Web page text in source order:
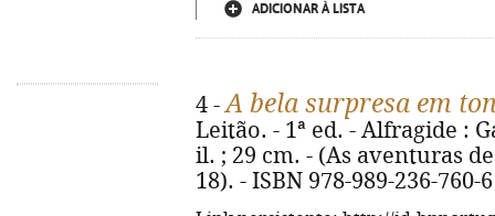
ADICIONAR À LISTA
4 -A bela surpresa em
Leitão. - 1ª ed. - Alfragide :
il. ; 29 cm. - (As aventuras
18). - ISBN 978-989-236-760-6